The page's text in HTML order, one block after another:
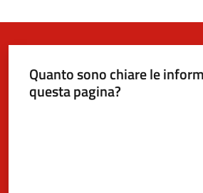
Quanto sono chiare le
questa pagina?